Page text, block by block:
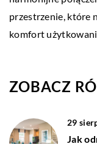
przestrzenie, które
komfort
ZOBACZ
29
Jak